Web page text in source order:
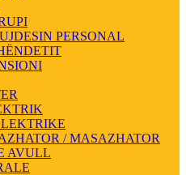
PERSONAL
/ MASAZHATOR
AVULL